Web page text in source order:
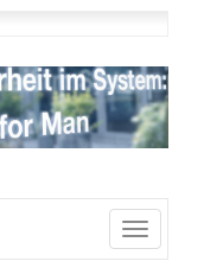
Toggle